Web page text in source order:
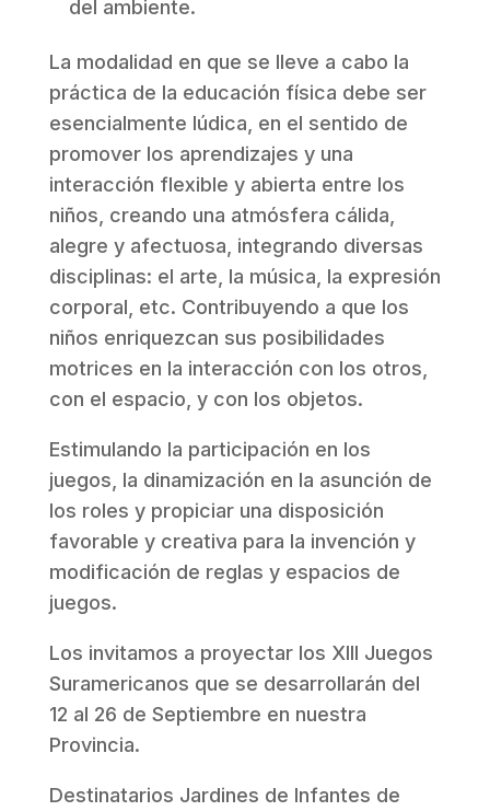
del ambiente.
La modalidad en que se lleve a cabo la
práctica de la educación física debe ser
esencialmente lúdica, en el sentido de
promover los aprendizajes y una
interacción flexible y abierta entre los
niños, creando una atmósfera cálida,
alegre y afectuosa, integrando diversas
disciplinas: el arte, la música, la expresión
corporal, etc. Contribuyendo a que los
niños enriquezcan sus posibilidades
motrices en la interacción con los otros,
con el espacio, y con los objetos.
Estimulando la participación en los
juegos, la dinamización en la asunción de
los roles y propiciar una disposición
favorable y creativa para la invención y
modificación de reglas y espacios de
juegos.
Los invitamos a proyectar los XIII Juegos
Suramericanos que se desarrollarán del
12 al 26 de Septiembre en nuestra
Provincia.
Destinatarios Jardines de Infantes de